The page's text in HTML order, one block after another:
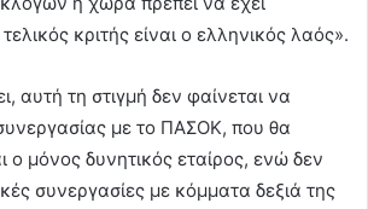
κριτής είναι ο ελληνικός λαός».
αυτή τη στιγμή δεν φαίνεται να
με το ΠΑΣΟΚ, που θα
ο μόνος δυνητικός εταίρος, ενώ δεν
συνεργασίες με κόμματα δεξιά της